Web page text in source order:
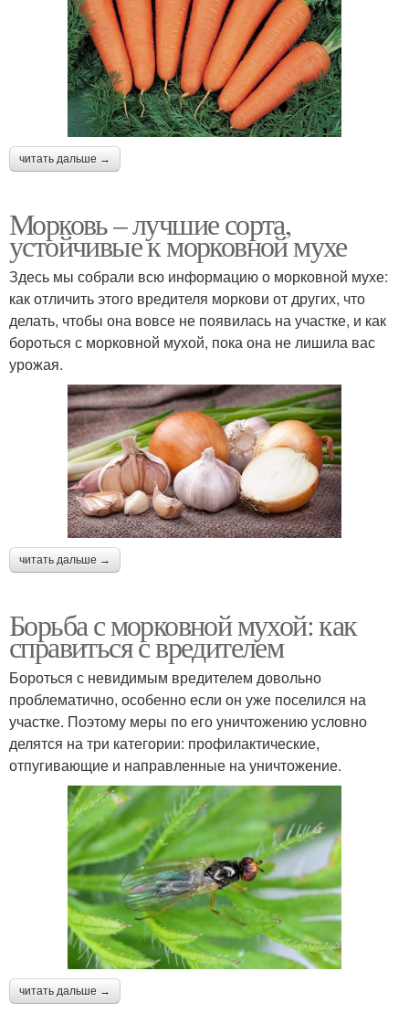
читать дальше →
Морковь – лучшие сорта,
устойчивые к морковной мухе
Здесь мы собрали всю информацию о морковной мухе:
как отличить этого вредителя моркови от других, что
делать, чтобы она вовсе не появилась на участке, и как
бороться с морковной мухой, пока она не лишила вас
урожая.
читать дальше →
Борьба с морковной мухой: как
справиться с вредителем
Бороться с невидимым вредителем довольно
проблематично, особенно если он уже поселился на
участке. Поэтому меры по его уничтожению условно
делятся на три категории: профилактические,
отпугивающие и направленные на уничтожение.
читать дальше →